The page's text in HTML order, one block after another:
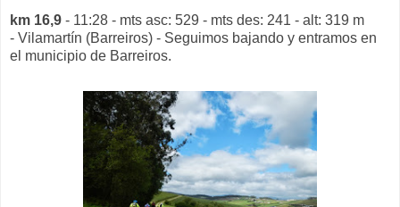
km 16,9 - 11:28 - mts asc: 529 - mts des: 241 - alt: 319 m
- Vilamartín (Barreiros) - Seguimos bajando y entramos en
el municipio de Barreiros.